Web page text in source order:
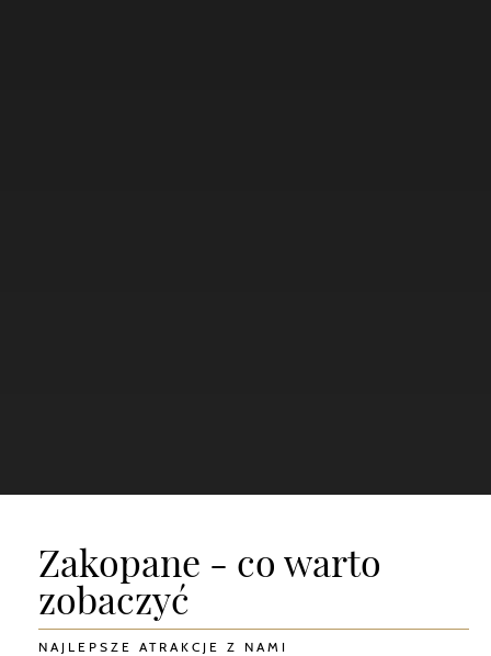
Zakopane - co warto
zobaczyć
NAJLEPSZE ATRAKCJE Z NAMI